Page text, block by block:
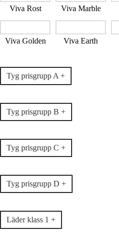
Viva Rost Viva Marble
Viva Golden Viva Earth
Tyg prisgrupp A +
Tyg prisgrupp B +
Tyg prisgrupp C +
Tyg prisgrupp D +
Läder klass 1 +